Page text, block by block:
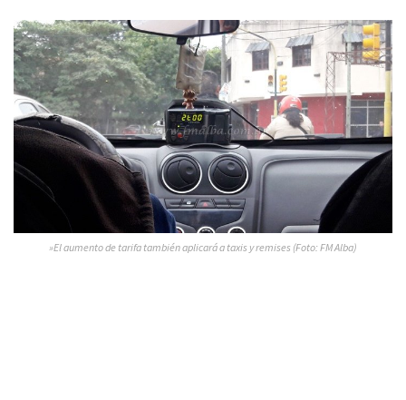
»El aumento de tarifa también aplicará a taxis y remises (Foto: FM Alba)